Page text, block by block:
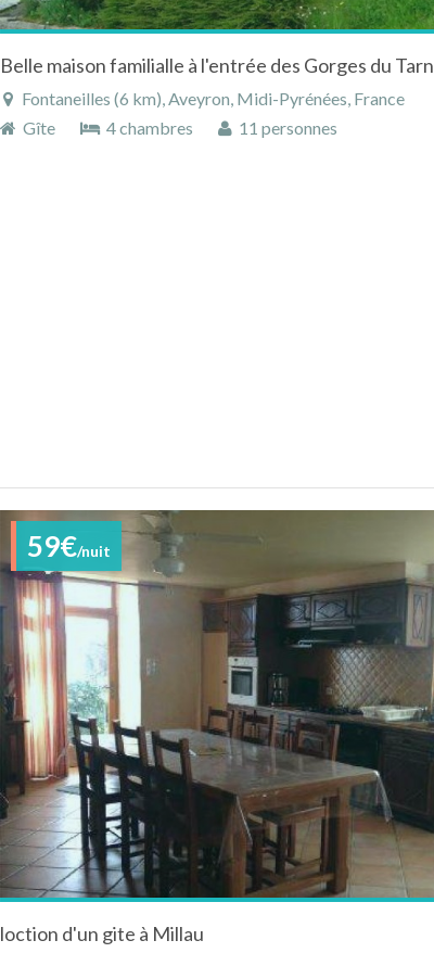
Belle maison familialle à l'entrée des Gorges du Tarn
Fontaneilles (6 km), Aveyron, Midi-Pyrénées, France
Gîte
4 chambres 11 personnes
59€/nuit
loction d'un gite à Millau